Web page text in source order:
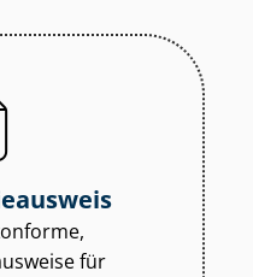
für